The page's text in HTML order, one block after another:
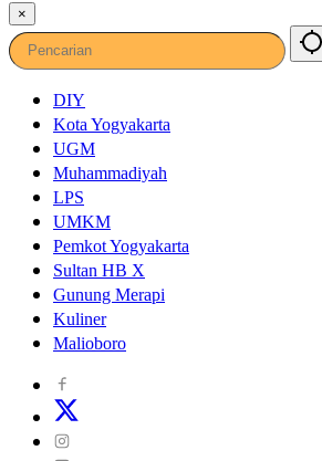
×
DIY
Kota Yogyakarta
UGM
Muhammadiyah
LPS
UMKM
Pemkot Yogyakarta
Sultan HB X
Gunung Merapi
Kuliner
Malioboro